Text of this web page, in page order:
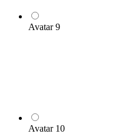
Avatar 9
Avatar 10